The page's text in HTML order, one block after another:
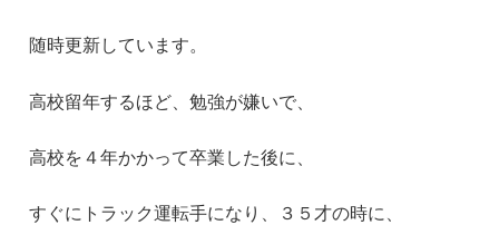
随時更新しています。
高校留年するほど、勉強が嫌いで、
高校を４年かかって卒業した後に、
すぐにトラック運転手になり、３５才の時に、